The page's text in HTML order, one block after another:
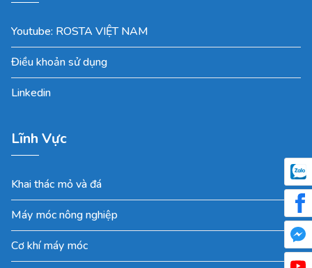
Youtube: ROSTA VIỆT NAM
Điều khoản sử dụng
Linkedin
Lĩnh Vực
Khai thác mỏ và đá
Máy móc nông nghiệp
Cơ khí máy móc